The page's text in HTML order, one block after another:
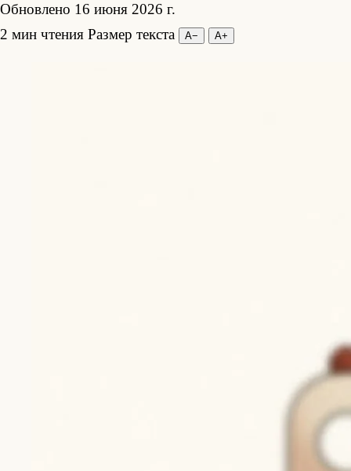
Обновлено 16 июня 2026 г.
2 мин чтения Размер текста А− А+